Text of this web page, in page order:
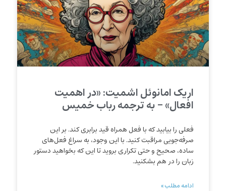
اریک امانوئل اشمیت: «در اهمیت
افعال» – به ترجمه رباب خمیس
فعلی را بیابید که با فعل همراه قید برابری کند. بر این
صرفه‌جویی مراقبت کنید. با این وجود، به سراغ فعل‌های
ساده، صحیح و حتی تکراری بروید تا این که بخواهید دستور
زبان را در هم بشکنید.
ادامه مطلب »